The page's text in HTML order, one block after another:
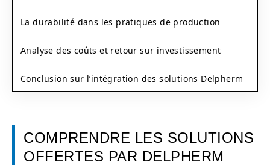
La durabilité dans les pratiques de production
Analyse des coûts et retour sur investissement
Conclusion sur l’intégration des solutions Delpherm
COMPRENDRE LES SOLUTIONS
OFFERTES PAR DELPHERM